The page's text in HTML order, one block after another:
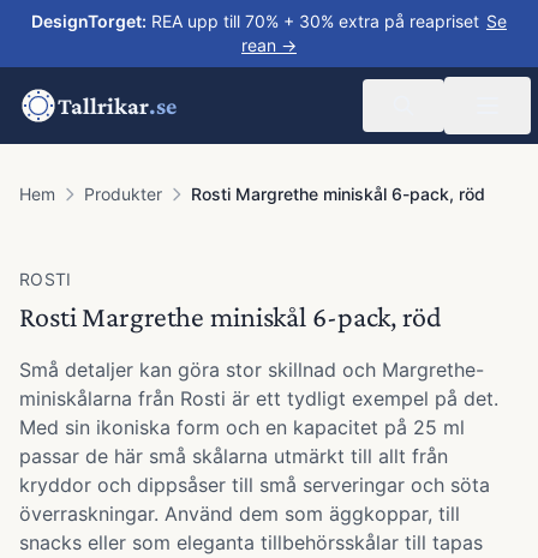
DesignTorget: REA upp till 70% + 30% extra på reapriset Se
rean →
Tallrikar.se
Hem Produkter Rosti Margrethe miniskål 6-pack, röd
ROSTI
Rosti Margrethe miniskål 6-pack, röd
Små detaljer kan göra stor skillnad och Margrethe-
miniskålarna från Rosti är ett tydligt exempel på det.
Med sin ikoniska form och en kapacitet på 25 ml
passar de här små skålarna utmärkt till allt från
kryddor och dippsåser till små serveringar och söta
överraskningar. Använd dem som äggkoppar, till
snacks eller som eleganta tillbehörsskålar till tapas